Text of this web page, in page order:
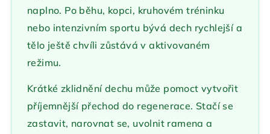
naplno. Po běhu, kopci, kruhovém tréninku
nebo intenzivním sportu bývá dech rychlejší a
tělo ještě chvíli zůstává v aktivovaném
režimu.
Krátké zklidnění dechu může pomoct vytvořit
příjemnější přechod do regenerace. Stačí se
zastavit, narovnat se, uvolnit ramena a